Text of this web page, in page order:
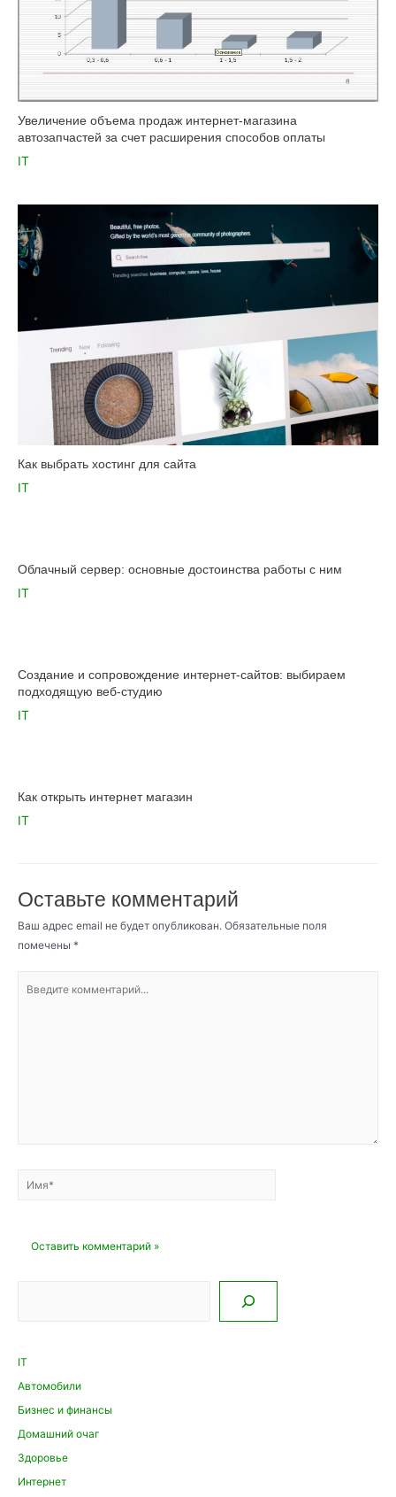
Увеличение объема продаж интернет-магазина
автозапчастей за счет расширения способов оплаты
IT
Как выбрать хостинг для сайта
IT
Облачный сервер: основные достоинства работы с ним
IT
Создание и сопровождение интернет-сайтов: выбираем
подходящую веб-студию
IT
Как открыть интернет магазин
IT
Оставьте комментарий
Ваш адрес email не будет опубликован. Обязательные поля
помечены *
комментарий...
Имя*
IT
Автомобили
Бизнес и финансы
Домашний очаг
Здоровье
Интернет